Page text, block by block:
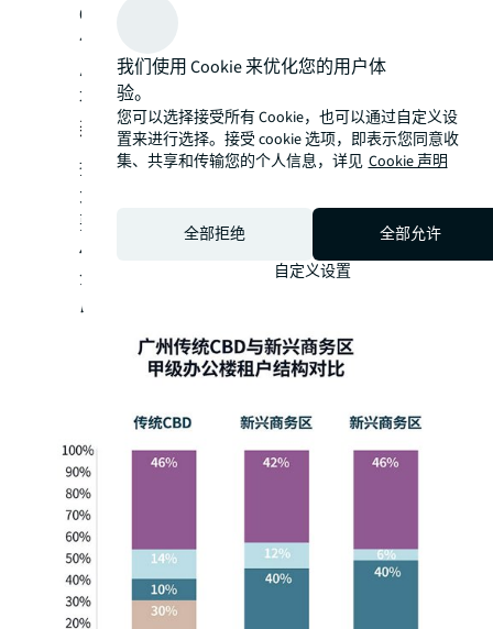
6.3%，其中新一代信息技术实现营收655.11
亿元，同比增长26.1%；前海实现地区生产
总值2,464.1亿元，同比增长15.0%，远超深
圳全市平均的6%增长率。
新兴商务区的产业结构
据仲量联行观察，广州国际金融城及琶洲两
大新兴商务区的甲级办公楼子市场中，最主
要的租户类型是科技互联网企业，占比约
40%。而珠江新城这一传统CBD中，金融业
企业租户占比30%，科技互联网企业租户占
比仅为10%。
我们使用 Cookie 来优化您的用户体
验。
您可以选择接受所有 Cookie，也可以通过自定义设
置来进行选择。接受 cookie 选项，即表示您同意收
集、共享和传输您的个人信息，详见 Cookie 声明
全部拒绝
全部允许
自定义设置